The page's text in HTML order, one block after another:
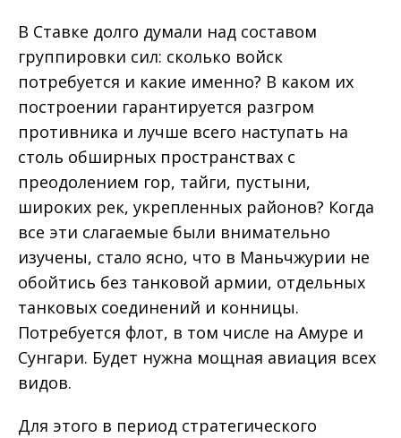
В Ставке долго думали над составом
группировки сил: сколько войск
потребуется и какие именно? В каком их
построении гарантируется разгром
противника и лучше всего наступать на
столь обширных пространствах с
преодолением гор, тайги, пустыни,
широких рек, укрепленных районов? Когда
все эти слагаемые были внимательно
изучены, стало ясно, что в Маньчжурии не
обойтись без танковой армии, отдельных
танковых соединений и конницы.
Потребуется флот, в том числе на Амуре и
Сунгари. Будет нужна мощная авиация всех
видов.
Для этого в период стратегического